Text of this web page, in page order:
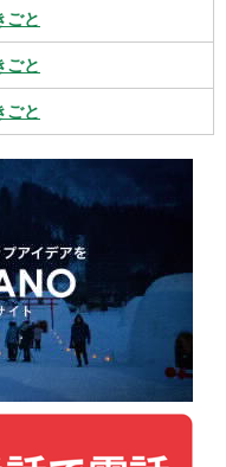
ごと
ごと
ごと